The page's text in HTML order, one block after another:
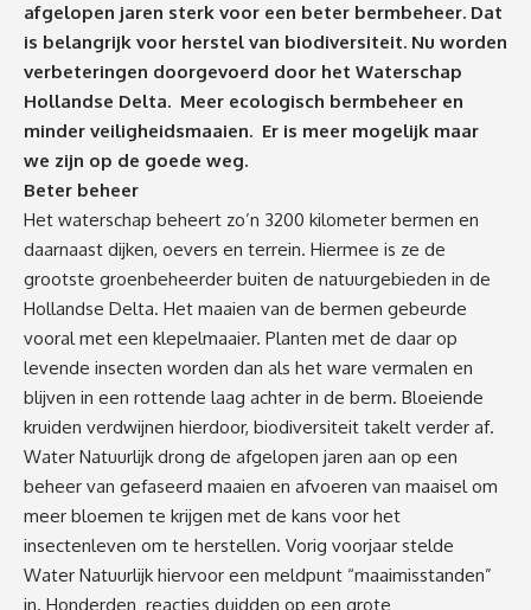
afgelopen jaren sterk voor een beter bermbeheer. Dat
is belangrijk voor herstel van biodiversiteit. Nu worden
verbeteringen doorgevoerd door het Waterschap
Hollandse Delta. Meer ecologisch bermbeheer en
minder veiligheidsmaaien. Er is meer mogelijk maar
we zijn op de goede weg.
Beter beheer
Het waterschap beheert zo’n 3200 kilometer bermen en
daarnaast dijken, oevers en terrein. Hiermee is ze de
grootste groenbeheerder buiten de natuurgebieden in de
Hollandse Delta. Het maaien van de bermen gebeurde
vooral met een klepelmaaier. Planten met de daar op
levende insecten worden dan als het ware vermalen en
blijven in een rottende laag achter in de berm. Bloeiende
kruiden verdwijnen hierdoor, biodiversiteit takelt verder af.
Water Natuurlijk drong de afgelopen jaren aan op een
beheer van gefaseerd maaien en afvoeren van maaisel om
meer bloemen te krijgen met de kans voor het
insectenleven om te herstellen. Vorig voorjaar stelde
Water Natuurlijk hiervoor een meldpunt “maaimisstanden”
in. Honderden reacties duidden op een grote